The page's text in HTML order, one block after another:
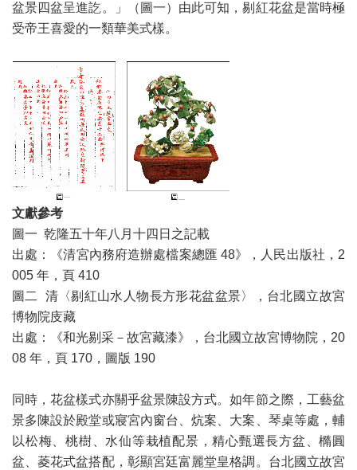
盆景四盆呈進訖。」（圖一）由此可知，剔紅花盆是當時極
受帝王喜愛的一類華美式樣。
文獻參考
圖一 乾隆五十年八月十四日之記載
出處：《清宮內務府造辦處檔案總匯 48》，人民出版社，2
005 年，頁 410
圖二 清〈剔紅山水人物長方形花盆盆景〉，台北國立故宮
博物院庋藏
出處：《和光剔采－故宮藏漆》，台北國立故宮博物院，20
08 年，頁 170，圖版 190
同時，花盆樣式亦關乎盆景陳設方式。如年節之際，工藝盆
景多陳設於殿堂或寢宮內窗台、炕案、大案、琴桌等處，輔
以松梅、桃樹、水仙等栽植配景，精心甄選長方盆、橢圓
盆、菱花式盆搭配，彰顯宮廷富麗堂皇格調。台北國立故宮